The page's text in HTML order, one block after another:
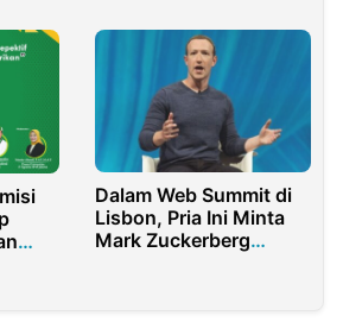
Dalam Web Summit di
Lisbon, Pria Ini Minta
Mark Zuckerberg